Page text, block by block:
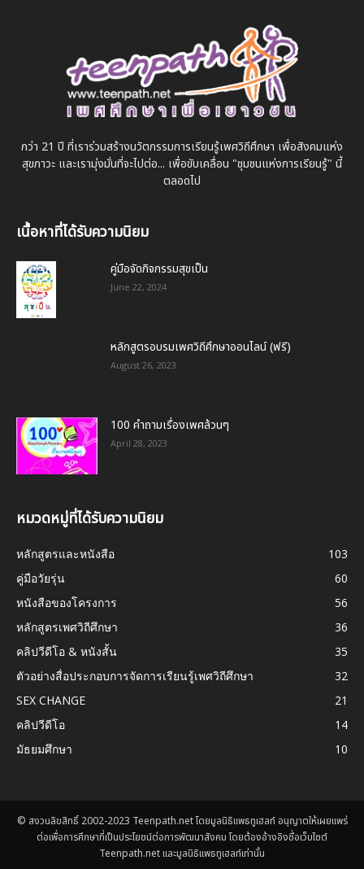
กว่า 21 ปี ที่เราร่วมสร้างนวัตกรรมการเรียนรู้เพศวิถีศึกษา เพื่อสังคมแห่ง
สุขภาวะ และเรามุ่งมั่นที่จะไปต่อ... เพื่อขับเคลื่อน "ชุมชนแห่งการเรียนรู้" นี้
ตลอดไป
เนื้อหาที่ได้รับความนิยม
คู่มือจัดกิจกรรมสุขเป็น
June 22, 2024
หลักสูตรอบรมเพศวิถีศึกษาออนไลน์ (ฟรี)
August 26, 2023
100 คำถามเรื่องเพศล้วนๆ
April 28, 2023
หมวดหมู่ที่ได้รับความนิยม
หลักสูตรและหนังสือ
103
คู่มือวัยรุ่น
60
หนังสือของโครงการ
56
หลักสูตรเพศวิถีศึกษา
36
คลิปวีดีโอ & หนังสั้น
35
ตัวอย่างสื่อประกอบการจัดการเรียนรู้เพศวิถีศึกษา
32
SEX CHANGE
21
คลิปวีดีโอ
14
มัธยมศึกษา
10
© สงวนลิขสิทธิ์ 2002-2023 Teenpath.net โดยมูลนิธิแพธทูเฮลท์ อนุญาตให้เผยแพร่
ต่อเพื่อการศึกษาที่เป็นประโยชน์ต่อการพัฒนาสังคม โดยต้องอ้างอิงชื่อเว็บไซต์
Teenpath.net และมูลนิธิแพธทูเฮลท์เท่านั้น